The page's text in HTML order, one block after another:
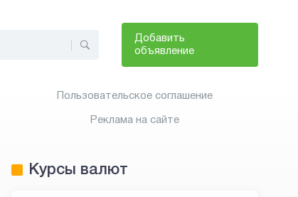
Добавить
объявление
Пользовательское соглашение
Реклама на сайте
Курсы валют